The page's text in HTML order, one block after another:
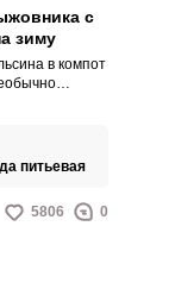
с
зиму
в компот
тем вкус
питьевая
5806 0